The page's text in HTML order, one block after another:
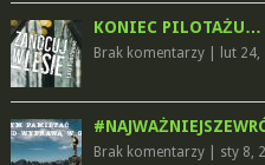
KONIEC PILOTAŻU…
Brak komentarzy| lut 24,
Brak komentarzy| sty 8,